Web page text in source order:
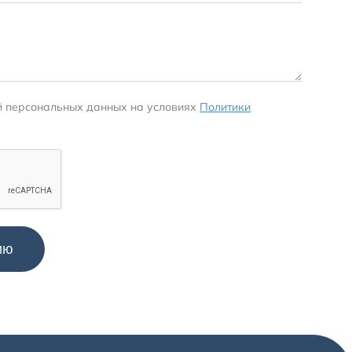
данных на условиях Политики